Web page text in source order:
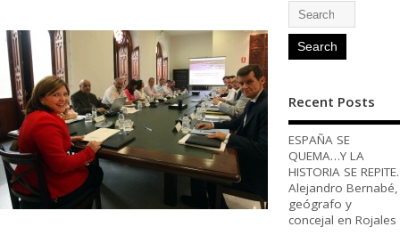
Recent Posts
ESPAÑA SE
QUEMA…Y LA
HISTORIA SE REPITE.
Alejandro Bernabé,
geógrafo y
concejal en Rojales